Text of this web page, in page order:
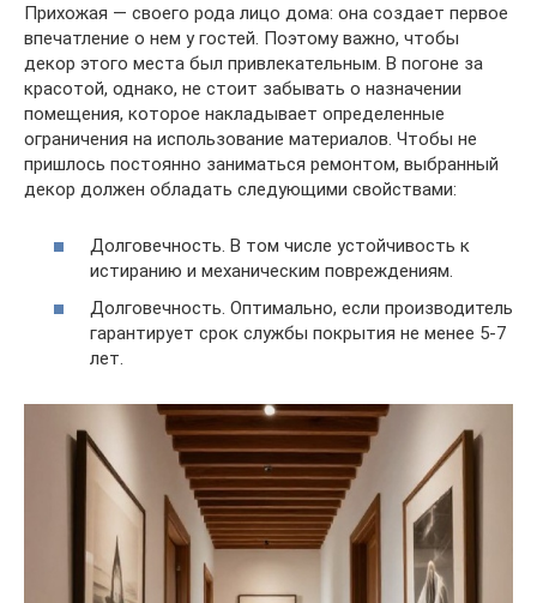
Прихожая — своего рода лицо дома: она создает первое
впечатление о нем у гостей. Поэтому важно, чтобы
декор этого места был привлекательным. В погоне за
красотой, однако, не стоит забывать о назначении
помещения, которое накладывает определенные
ограничения на использование материалов. Чтобы не
пришлось постоянно заниматься ремонтом, выбранный
декор должен обладать следующими свойствами:
Долговечность. В том числе устойчивость к
истиранию и механическим повреждениям.
Долговечность. Оптимально, если производитель
гарантирует срок службы покрытия не менее 5-7
лет.